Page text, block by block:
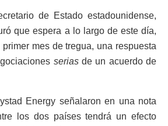
de Estado estadounidense,
que espera a lo largo de este día,
mes de tregua, una respuesta
seriasde un acuerdo de
Energy señalaron en una nota
los dos países tendrá un efecto